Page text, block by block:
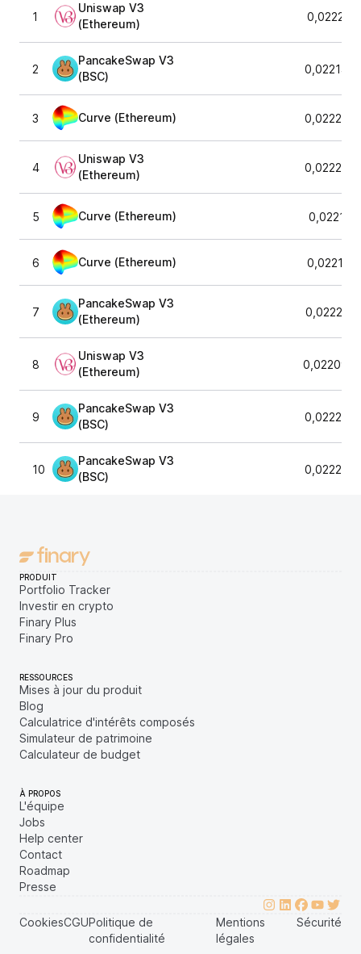
1
Uniswap V3
(Ethereum)
2
PancakeSwap V3
(BSC)
3 Curve (Ethereum)
4
Uniswap V3
(Ethereum)
5 Curve (Ethereum)
6 Curve (Ethereum)
7
PancakeSwap V3
(Ethereum)
8
Uniswap V3
(Ethereum)
9
PancakeSwap V3
(BSC)
10
PancakeSwap V3
(BSC)
PRODUIT
Portfolio Tracker
Investir en crypto
Finary Plus
Finary Pro
RESSOURCES
Mises à jour du produit
Blog
Calculatrice d'intérêts composés
Simulateur de patrimoine
Calculateur de budget
À PROPOS
L'équipe
Jobs
Help center
Contact
Roadmap
Presse
CookiesCGUPolitique de
confidentialité
Mentions
légales
Sécurité